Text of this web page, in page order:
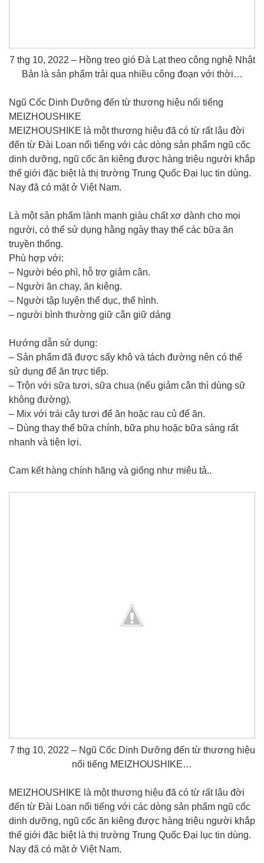
7 thg 10, 2022 – Hồng treo gió Đà Lạt theo công nghệ Nhật
Bản là sản phẩm trải qua nhiều công đoạn với thời…
Ngũ Cốc Dinh Dưỡng đến từ thương hiệu nổi tiếng
MEIZHOUSHIKE
MEIZHOUSHIKE là một thương hiệu đã có từ rất lâu đời
đến từ Đài Loan nổi tiếng với các dòng sản phẩm ngũ cốc
dinh dưỡng, ngũ cốc ăn kiêng được hàng triệu người khắp
thế giới đặc biệt là thị trường Trung Quốc Đại lục tin dùng.
Nay đã có mặt ở Việt Nam.
Là một sản phẩm lành mạnh giàu chất xơ dành cho mọi
người, có thể sử dụng hằng ngày thay thế các bữa ăn
truyền thống.
Phù hợp với:
– Người béo phì, hỗ trợ giảm cân.
– Người ăn chay, ăn kiêng.
– Người tập luyện thể dục, thể hình.
– người bình thường giữ cân giữ dáng
Hướng dẫn sử dụng:
– Sản phẩm đã được sấy khô và tách đường nên có thể
sử dụng để ăn trực tiếp.
– Trộn với sữa tươi, sữa chua (nếu giảm cân thì dùng sữ
không đường).
– Mix với trái cây tươi để ăn hoặc rau củ để ăn.
– Dùng thay thế bữa chính, bữa phụ hoặc bữa sáng rất
nhanh và tiện lợi.
Cam kết hàng chính hãng và giống như miêu tả..
7 thg 10, 2022 – Ngũ Cốc Dinh Dưỡng đến từ thương hiệu
nổi tiếng MEIZHOUSHIKE…
MEIZHOUSHIKE là một thương hiệu đã có từ rất lâu đời
đến từ Đài Loan nổi tiếng với các dòng sản phẩm ngũ cốc
dinh dưỡng, ngũ cốc ăn kiêng được hàng triệu người khắp
thế giới đặc biệt là thị trường Trung Quốc Đại lục tin dùng.
Nay đã có mặt ở Việt Nam.